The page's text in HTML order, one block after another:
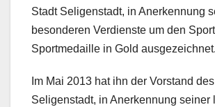
Stadt Seligenstadt, in Anerkennung
besonderen Verdienste um den
Sportmedaille in Gold ausgezeichnet.
Im Mai 2013 hat ihn der Vorstand
Seligenstadt, in Anerkennung seiner